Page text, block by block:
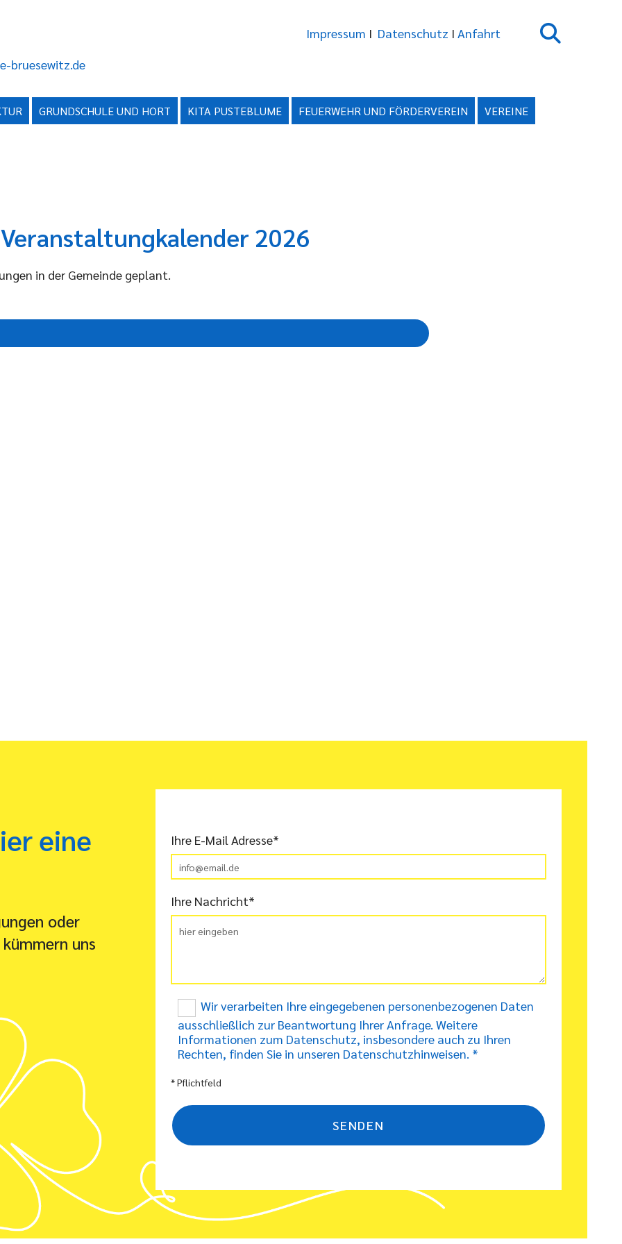
bruesewitz.de
Impressum I Datenschutz IAnfahrt
GRUNDSCHULE UND HORT KITA PUSTEBLUME FEUERWEHR UND FÖRDERVEREIN VEREINE
Veranstaltungkalender 2026
in der Gemeinde geplant.
eine
oder
uns
Ihre E-Mail Adresse*
Ihre Nachricht*
Wir verarbeiten Ihre eingegebenen personenbezogenen Daten
ausschließlich zur Beantwortung Ihrer Anfrage. Weitere
Informationen zum Datenschutz, insbesondere auch zu Ihren
Rechten, finden Sie in unseren Datenschutzhinweisen. *
* Pflichtfeld